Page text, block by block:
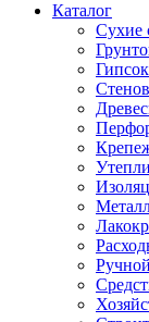
Каталог
Сухие